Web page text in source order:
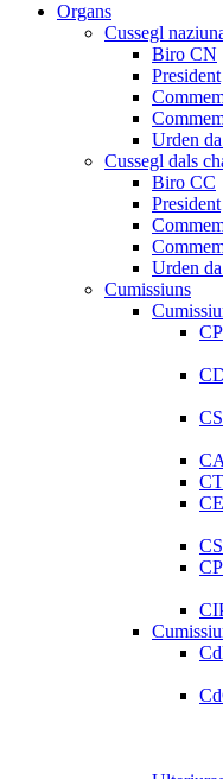
Organs
Cussegl
Biro CN
President
Urden da
Cussegl dals
Biro CC
President
Urden da
Cumissiuns